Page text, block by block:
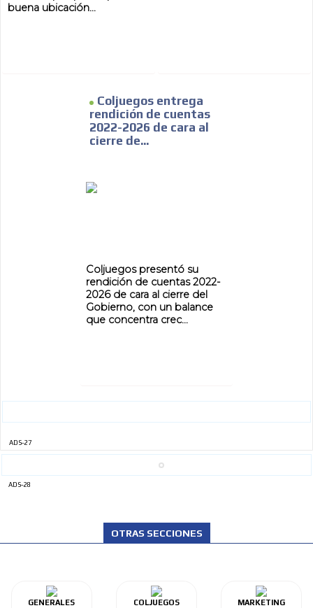
buena ubicación...
Coljuegos entrega
rendición de cuentas
2022-2026 de cara al
cierre de...
Coljuegos presentó su
rendición de cuentas 2022-
2026 de cara al cierre del
Gobierno, con un balance
que concentra crec...
ADS-27
ADS-28
OTRAS SECCIONES
GENERALES COLJUEGOS MARKETING